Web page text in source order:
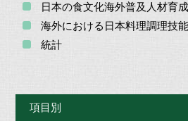
日本の食文化海外普及人材育
海外における日本料理調理技
統計
項目別